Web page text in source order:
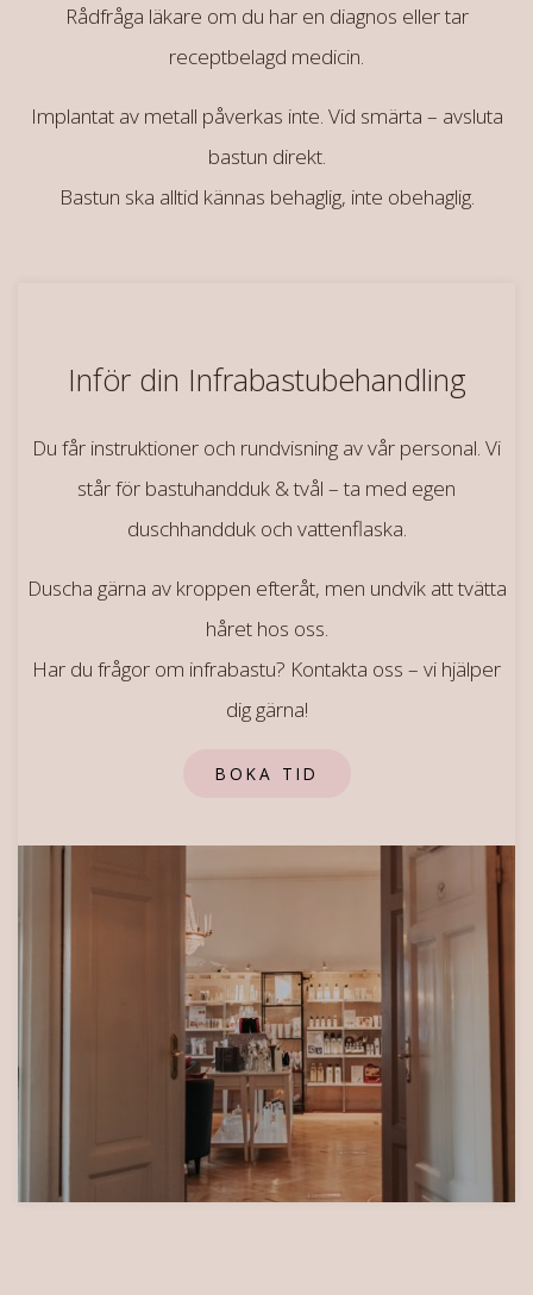
Rådfråga läkare om du har en diagnos eller tar
receptbelagd medicin.
Implantat av metall påverkas inte. Vid smärta – avsluta
bastun direkt.
Bastun ska alltid kännas behaglig, inte obehaglig.
Inför din Infrabastubehandling
Du får instruktioner och rundvisning av vår personal. Vi
står för bastuhandduk & tvål – ta med egen
duschhandduk och vattenflaska.
Duscha gärna av kroppen efteråt, men undvik att tvätta
håret hos oss.
Har du frågor om infrabastu? Kontakta oss – vi hjälper
dig gärna!
BOKA TID